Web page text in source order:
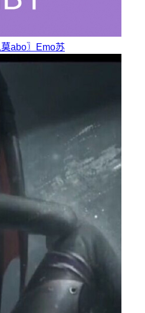
abo〗 Emo苏